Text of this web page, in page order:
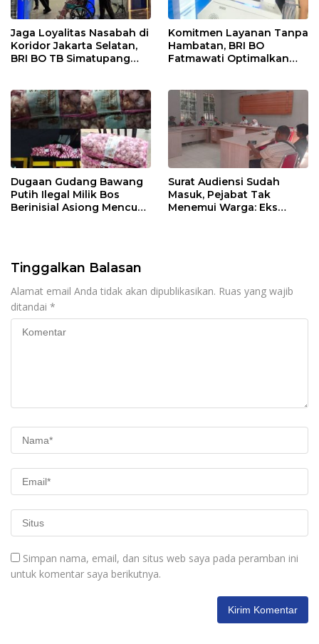
Jaga Loyalitas Nasabah di
Koridor Jakarta Selatan,
BRI BO TB Simatupang
Komitmen Layanan Tanpa
Hambatan, BRI BO
Fatmawati Optimalkan
Dugaan Gudang Bawang
Putih Ilegal Milik Bos
Berinisial Asiong Mencuat,
Surat Audiensi Sudah
Masuk, Pejabat Tak
Menemui Warga: Eks
Tinggalkan Balasan
Alamat email Anda tidak akan dipublikasikan. Ruas yang wajib
ditandai *
Simpan nama, email, dan situs web saya pada peramban ini
untuk komentar saya berikutnya.